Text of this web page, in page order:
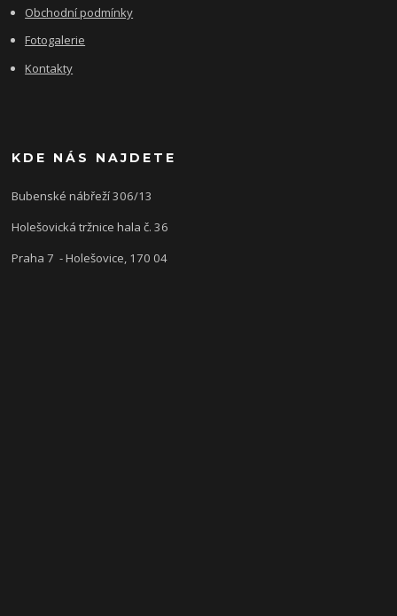
Obchodní podmínky
Fotogalerie
Kontakty
KDE NÁS NAJDETE
Bubenské nábřeží 306/13
Holešovická tržnice hala č. 36
Praha 7 - Holešovice, 170 04